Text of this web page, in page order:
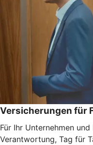
Versicherungen für
Für Ihr Unternehmen
Verantwortung, Tag für